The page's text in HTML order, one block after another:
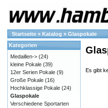
Startseite » Katalog » Glaspokale
Es gibt
Kategorien
Medaillen-> (24)
kleine Pokale (39)
12er Serien Pokale (9)
Große Pokale (16)
Hochklassige Pokale (24)
Glaspokale
Verschiedene Sportarten